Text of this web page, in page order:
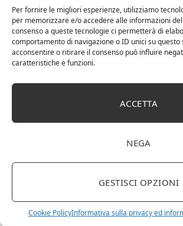
Per fornire le migliori esperienze, utilizziamo
per memorizzare e/o accedere alle informazioni
consenso a queste tecnologie ci permetterà di
comportamento di navigazione o ID unici su questo
acconsentire o ritirare il consenso può influire
caratteristiche e funzioni.
ACCETTA
NEGA
GESTISCI OPZIONI
Cookie PolicyInformativa sulla privacy ed
Amazon Basics Martin – Libreria, 35 x
(Lu x La x A), effetto quercia(In
marchio Movian)